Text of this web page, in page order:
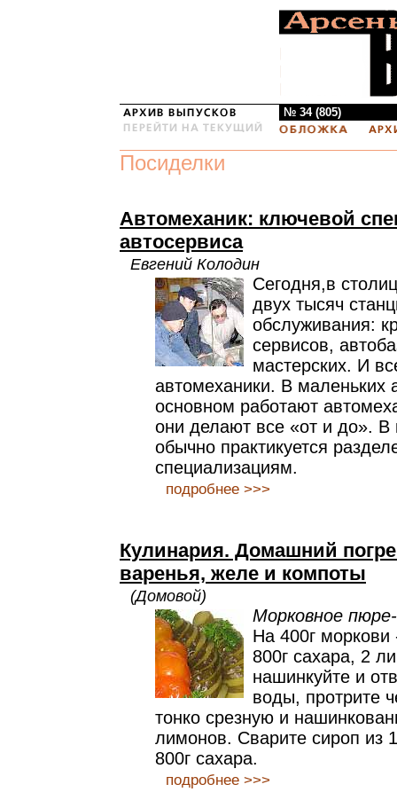
№ 34 (805)
Посиделки
Автомеханик: ключевой
автосервиса
Евгений Колодин
Сегодня,в
двух тысяч
обслуживания:
сервисов,
мастерских. И
автомеханики. В маленьких
основном работают
они делают все «от и до». В
обычно практикуется
специализациям.
подробнее >>>
Кулинария. Домашний
варенья, желе и компоты
(Домовой)
Морковное
На 400г моркови
800г сахара, 2
нашинкуйте и
воды, протрите
тонко срезную и
лимонов. Сварите сироп из
800г сахара.
подробнее >>>